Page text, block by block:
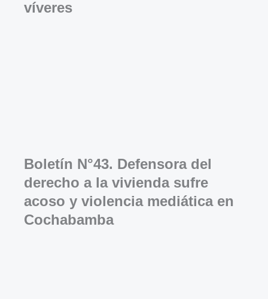
víveres
Boletín N°43. Defensora del
derecho a la vivienda sufre
acoso y violencia mediática en
Cochabamba